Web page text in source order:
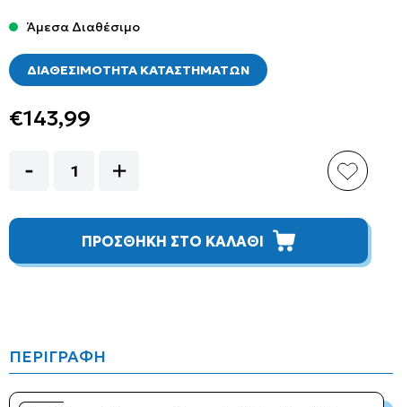
Άμεσα Διαθέσιμο
ΔΙΑΘΕΣΙΜΟΤΗΤΑ ΚΑΤΑΣΤΗΜΑΤΩΝ
€143,99
ΠΡΟΣΘΗΚΗ ΣΤΟ ΚΑΛΑΘΙ
ΠΕΡΙΓΡΑΦΗ